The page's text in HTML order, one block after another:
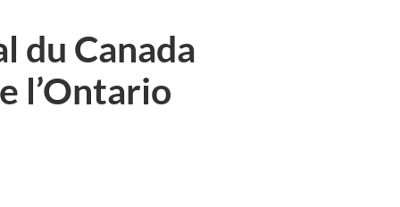
du Canada
l’Ontario